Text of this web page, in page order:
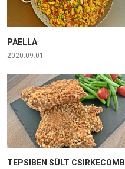
PAELLA
2020.09.01
TEPSIBEN SÜLT CSIRKECOMB